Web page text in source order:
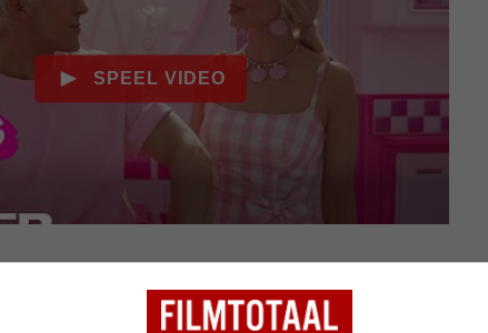
hebben de tijd van hun leven in de kleurrijke en
wereld van Barbie Land. Maar wanneer ze de